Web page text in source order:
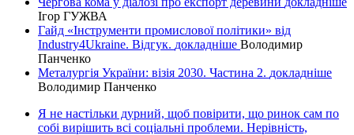
Ігор ГУЖВА
Гайд «Інструменти промислової політики» від
Industry4Ukraine. Відгук. докладнiше Володимир
Панченко
Металургія України: візія 2030. Частина 2. докладнiше
Володимир Панченко
Я не настільки дурний, щоб повірити, що ринок сам по
собі вирішить всі соціальні проблеми. Нерівність,